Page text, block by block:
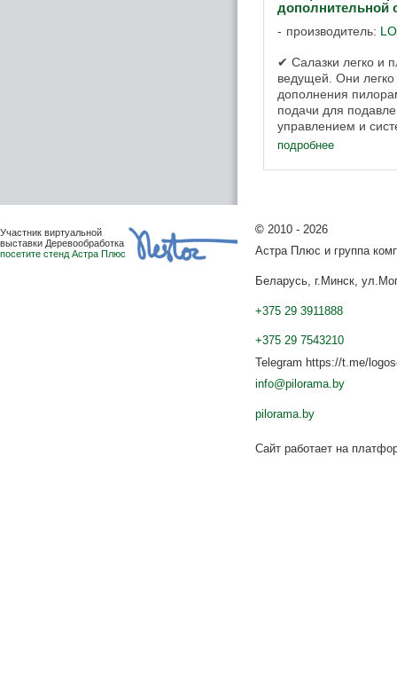
дополнительной
производитель:
✔ Салазки легко и
ведущей. Они
дополнения
подачи для
управлением и
охлаждения. ✔
подробнее
Участник виртуальной
выставки Деревообработка
посетите стенд Астра Плюс
© 2010 - 2026
Астра Плюс и группа
Беларусь, г.Минск,
+375 29 3911888
+375 29 7543210
Telegram https://t.me/
info@pilorama.by
pilorama.by
Сайт работает на